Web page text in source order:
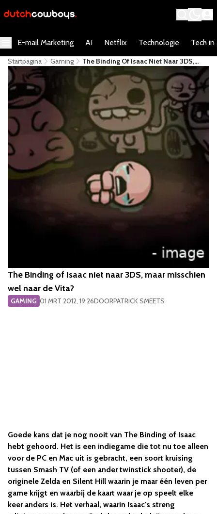
E-mail Marketing AI Netflix Technologie Tech in
Startpagina Gaming
The Binding Of Isaac Niet Naar 3DS,
Maar Misschien Wel Naar De Vita?
The Binding of Isaac niet naar 3DS, maar misschien
wel naar de Vita?
GAMING 01 MRT 2012, 19:26DOORPATRICK SMEETS
Goede kans dat je nog nooit van The Binding of Isaac
hebt gehoord. Het is een indiegame die tot nu toe alleen
voor de PC en Mac uit is gebracht, een soort kruising
tussen Smash TV (of een ander twinstick shooter), de
originele Zelda en Silent Hill waarin je maar één leven per
game krijgt en waarbij de kaart waar je op speelt elke
keer anders is. Het verhaal, waarin Isaac's streng